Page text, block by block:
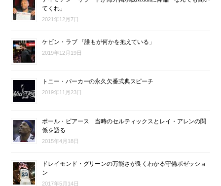
てくれ」
2021年12月7日
ケビン・ラブ 「誰もが何かを抱えている」
2019年12月19日
トニー・パーカーの永久欠番式典スピーチ
2019年11月23日
ポール・ピアース 当時のセルティックスとレイ・アレンの関
係を語る
2015年4月18日
ドレイモンド・グリーンの万能さが良くわかる守備ポゼッショ
ン
2017年5月14日